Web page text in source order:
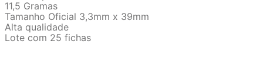
11,5 Gramas
Tamanho Oficial 3,3mm x 39mm
Alta qualidade
Lote com 25 fichas